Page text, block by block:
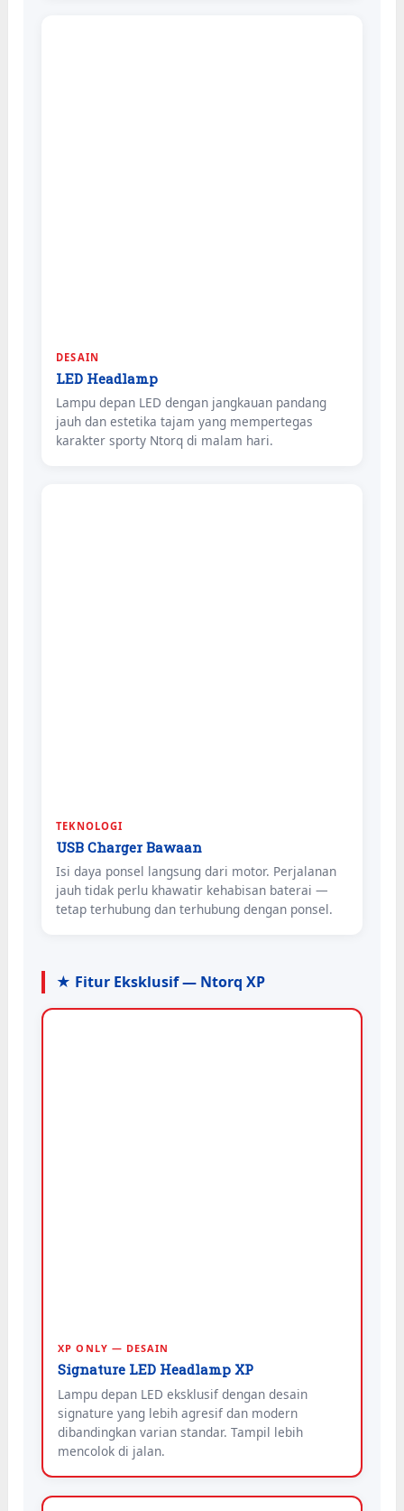
DESAIN
LED Headlamp
Lampu depan LED dengan jangkauan pandang
jauh dan estetika tajam yang mempertegas
karakter sporty Ntorq di malam hari.
TEKNOLOGI
USB Charger Bawaan
Isi daya ponsel langsung dari motor. Perjalanan
jauh tidak perlu khawatir kehabisan baterai —
tetap terhubung dan terhubung dengan ponsel.
★ Fitur Eksklusif — Ntorq XP
XP ONLY — DESAIN
Signature LED Headlamp XP
Lampu depan LED eksklusif dengan desain
signature yang lebih agresif dan modern
dibandingkan varian standar. Tampil lebih
mencolok di jalan.